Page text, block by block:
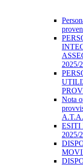
2025/
Nota
ESITI
2025/